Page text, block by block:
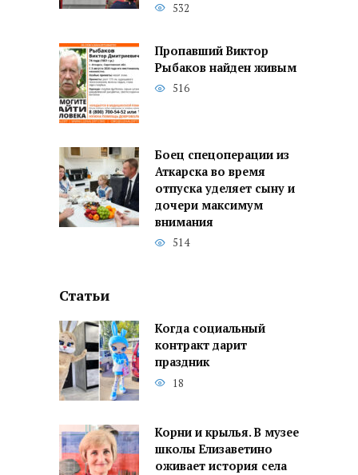
532
Пропавший Виктор
Рыбаков найден живым
516
Боец спецоперации из
Аткарска во время
отпуска уделяет сыну и
дочери максимум
внимания
514
Статьи
Когда социальный
контракт дарит
праздник
18
Корни и крылья. В музее
школы Елизаветино
оживает история села